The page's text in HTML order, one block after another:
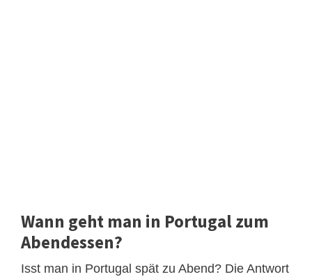
Wann geht man in Portugal zum
Abendessen?
Isst man in Portugal spät zu Abend? Die Antwort